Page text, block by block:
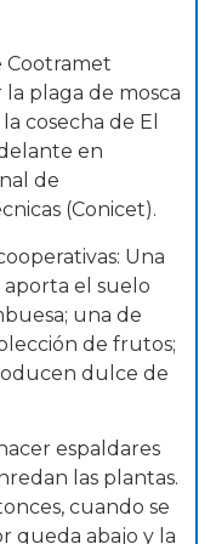
Cootramet
plaga de mosca
cosecha de El
en
de
(Conicet).
Una
el suelo
una de
de frutos;
dulce de
espaldares
las plantas.
cuando se
queda abajo y la